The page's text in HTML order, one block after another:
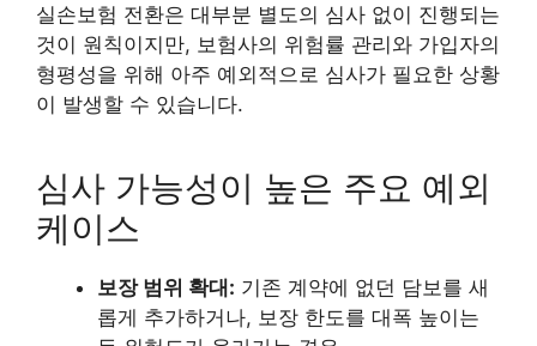
실손보험 전환은 대부분 별도의 심사 없이 진행되는
것이 원칙이지만, 보험사의 위험률 관리와 가입자의
형평성을 위해 아주 예외적으로 심사가 필요한 상황
이 발생할 수 있습니다.
심사 가능성이 높은 주요 예외
케이스
보장 범위 확대: 기존 계약에 없던 담보를 새
롭게 추가하거나, 보장 한도를 대폭 높이는